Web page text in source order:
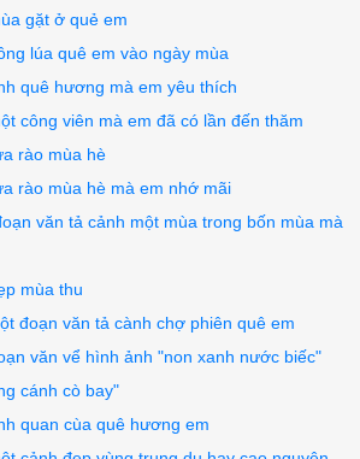
gặt ở quẻ em
lúa quê em vào ngày mùa
quê hương mà em yêu thích
công viên mà em đã có lần đến thăm
rào mùa hè
rào mùa hè mà em nhớ mãi
văn tả cảnh một mùa trong bốn mùa mà
mùa thu
đoạn văn tả cành chợ phiên quê em
văn vể hình ảnh "non xanh nước biếc"
cánh cò bay"
quan cùa quê hương em